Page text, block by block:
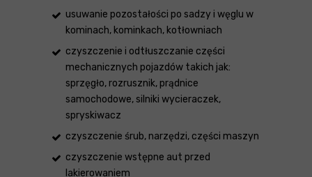
usuwanie pozostałości po sadzy i węglu w
kominach, kominkach, kotłowniach
czyszczenie i odtłuszczanie części
mechanicznych pojazdów takich jak:
sprzęgło, rozrusznik, prądnice
samochodowe, silniki wycieraczek,
spryskiwacz
czyszczenie śrub, narzędzi, części maszyn
czyszczenie wstępne aut przed
lakierowaniem